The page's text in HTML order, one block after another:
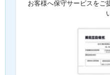
お客様へ保守サービスをご